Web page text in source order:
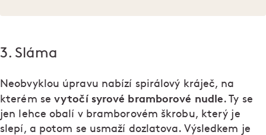
3. Sláma
Neobvyklou úpravu nabízí spirálový kráječ, na
kterém sevytočí syrové bramborové nudle. Ty se
jen lehce obalí v bramborovém škrobu, který je
slepí, a potom se usmaží dozlatova. Výsledkem je